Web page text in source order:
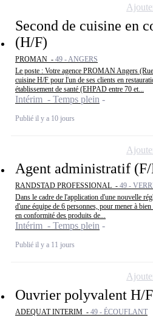
Second de cuisine en
(H/F)
PROMAN - 49 - ANGERS
Le poste : Votre agence PROMAN Angers
cuisine H/F pour l'un de ses clients en
établissement de santé (EHPAD entre 70 et...
Intérim - Temps plein
Publié il y a 10 jours
Agent administratif
RANDSTAD PROFESSIONAL - 49 -
Dans le cadre de l'application d'une nouvelle
d'une équipe de 6 personnes, pour mener à
en conformité des produits de...
Intérim - Temps plein
Publié il y a 11 jours
Ouvrier polyvalent H/F
ADEQUAT INTERIM - 49 - ÉCOUFLANT